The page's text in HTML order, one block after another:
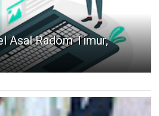
Asal Radom Timur,